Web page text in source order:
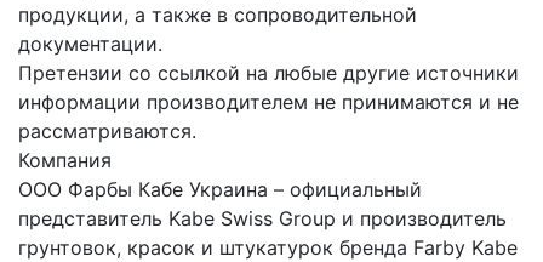
продукции, а также в сопроводительной
документации.
Претензии со ссылкой на любые другие источники
информации производителем не принимаются и не
рассматриваются.
Компания
ООО Фарбы Кабе Украина – официальный
представитель Kabe Swiss Group и производитель
грунтовок, красок и штукатурок бренда Farby Kabe